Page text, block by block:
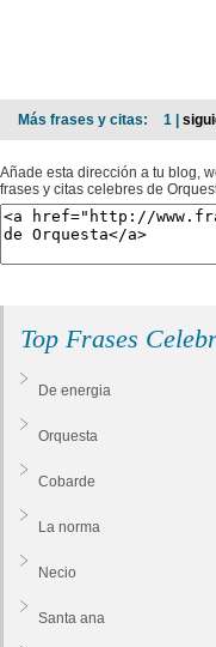
Más frases y citas: 1 |
Añade esta dirección a tu blog,
frases y citas celebres de
Top Frases
De energia
Orquesta
Cobarde
La norma
Necio
Santa ana